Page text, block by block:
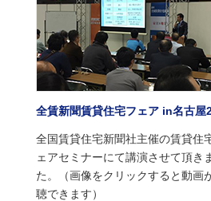
全賃新聞賃貸住宅フェア in名古屋
全国賃貸住宅新聞社主催の賃貸住
ェアセミナーにて講演させて頂き
た。（画像をクリックすると動画
聴できます）